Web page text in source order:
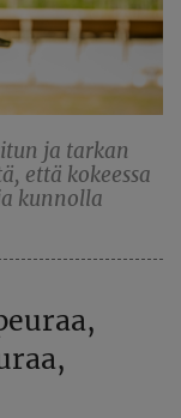
ja tarkan
että kokeessa
kunnolla